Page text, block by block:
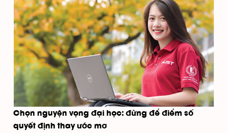
Chọn nguyện vọng đại học: đừng để điểm số
quyết định thay ước mơ